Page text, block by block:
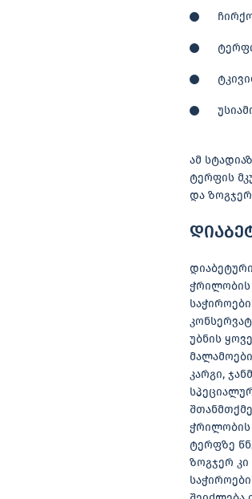
ამ
ტერფის
და
ჭრილობის
უბნის
კარგი,
ჭრილობის
ტერფზე
ზოგჯერ კი